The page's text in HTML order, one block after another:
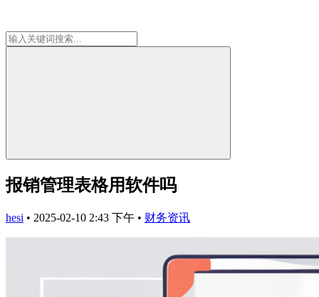
报销管理表格用软件吗
hesi • 2025-02-10 2:43 下午 • 财务资讯